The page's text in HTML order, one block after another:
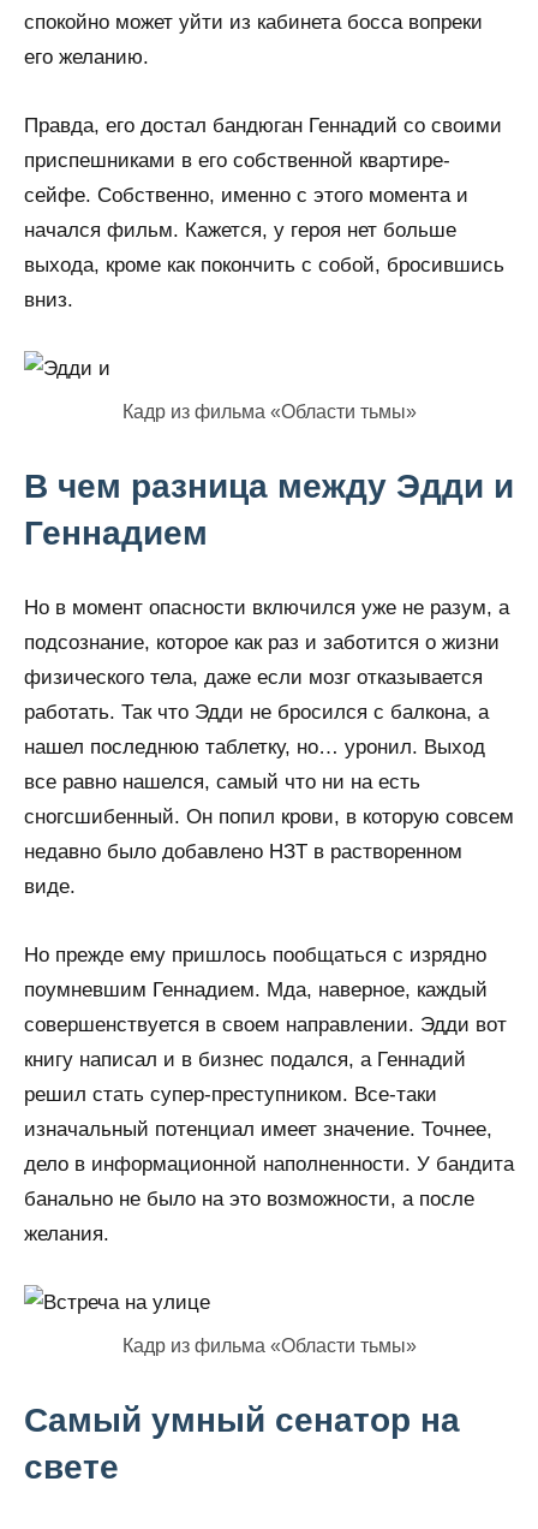
спокойно может уйти из кабинета босса вопреки
его желанию.
Правда, его достал бандюган Геннадий со своими
приспешниками в его собственной квартире-
сейфе. Собственно, именно с этого момента и
начался фильм. Кажется, у героя нет больше
выхода, кроме как покончить с собой, бросившись
вниз.
Кадр из фильма «Области тьмы»
В чем разница между Эдди и
Геннадием
Но в момент опасности включился уже не разум, а
подсознание, которое как раз и заботится о жизни
физического тела, даже если мозг отказывается
работать. Так что Эдди не бросился с балкона, а
нашел последнюю таблетку, но… уронил. Выход
все равно нашелся, самый что ни на есть
сногсшибенный. Он попил крови, в которую совсем
недавно было добавлено НЗТ в растворенном
виде.
Но прежде ему пришлось пообщаться с изрядно
поумневшим Геннадием. Мда, наверное, каждый
совершенствуется в своем направлении. Эдди вот
книгу написал и в бизнес подался, а Геннадий
решил стать супер-преступником. Все-таки
изначальный потенциал имеет значение. Точнее,
дело в информационной наполненности. У бандита
банально не было на это возможности, а после
желания.
Кадр из фильма «Области тьмы»
Самый умный сенатор на
свете